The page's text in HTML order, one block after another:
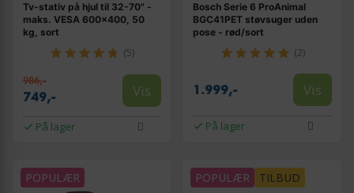
Tv-stativ på hjul til 32-70" -
maks. VESA 600×400, 50
kg, sort
(5)
986,-
749,- Vis
På lager
Bosch Serie 6 ProAnimal
BGC41PET støvsuger uden
pose - rød/sort
(2)
1.999,- Vis
På lager
POPULÆR POPULÆR TILBUD